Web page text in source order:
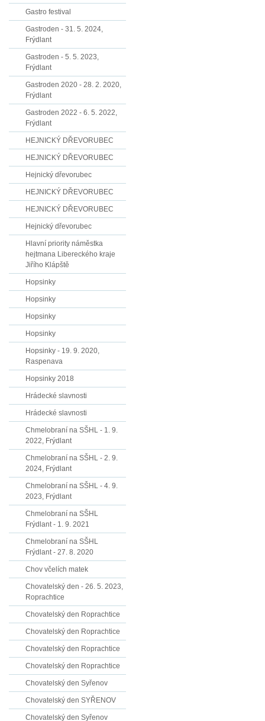
Gastro festival
Gastroden - 31. 5. 2024,
Frýdlant
Gastroden - 5. 5. 2023,
Frýdlant
Gastroden 2020 - 28. 2. 2020,
Frýdlant
Gastroden 2022 - 6. 5. 2022,
Frýdlant
HEJNICKÝ DŘEVORUBEC
HEJNICKÝ DŘEVORUBEC
Hejnický dřevorubec
HEJNICKÝ DŘEVORUBEC
HEJNICKÝ DŘEVORUBEC
Hejnický dřevorubec
Hlavní priority náměstka
hejtmana Libereckého kraje
Jiřího Klápště
Hopsinky
Hopsinky
Hopsinky
Hopsinky
Hopsinky - 19. 9. 2020,
Raspenava
Hopsinky 2018
Hrádecké slavnosti
Hrádecké slavnosti
Chmelobraní na SŠHL - 1. 9.
2022, Frýdlant
Chmelobraní na SŠHL - 2. 9.
2024, Frýdlant
Chmelobraní na SŠHL - 4. 9.
2023, Frýdlant
Chmelobraní na SŠHL
Frýdlant - 1. 9. 2021
Chmelobraní na SŠHL
Frýdlant - 27. 8. 2020
Chov včelích matek
Chovatelský den - 26. 5. 2023,
Roprachtice
Chovatelský den Roprachtice
Chovatelský den Roprachtice
Chovatelský den Roprachtice
Chovatelský den Roprachtice
Chovatelský den Syřenov
Chovatelský den SYŘENOV
Chovatelský den Syřenov